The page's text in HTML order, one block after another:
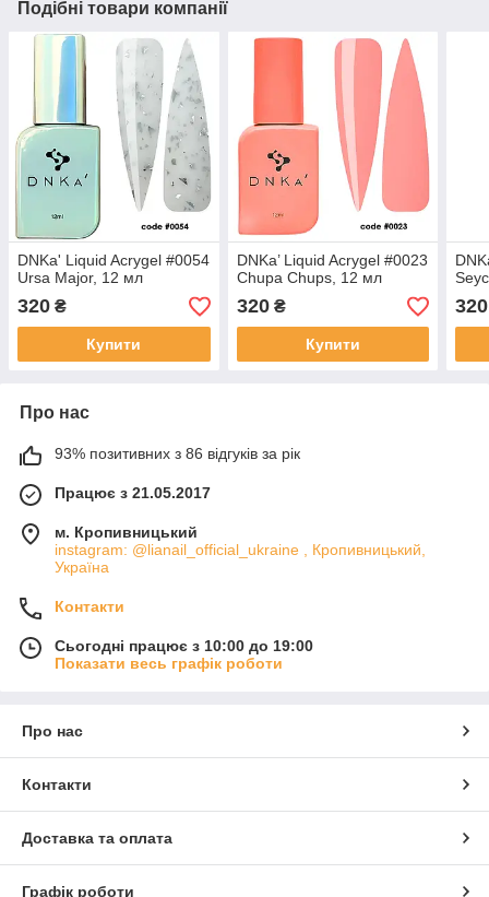
Подібні товари компанії
DNKa' Liquid Acrygel #0054
Ursa Major, 12 мл
320 ₴
Купити
DNKa’ Liquid Acrygel #0023
Chupa Chups, 12 мл
320₴
Купити
320
Про нас
93% позитивних з 86 відгуків за рік
Працює з 21.05.2017
м. Кропивницький
instagram: @lianail_official_ukraine , Кропивницький,
Україна
Контакти
Сьогодні працює з 10:00 до 19:00
Показати весь графік роботи
Про нас
Контакти
Доставка та оплата
Графік роботи